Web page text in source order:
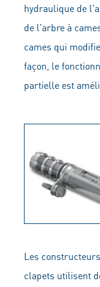
hydraulique de
de l'arbre à
cames qui
façon, le
partielle est
Les
clapets utilisent